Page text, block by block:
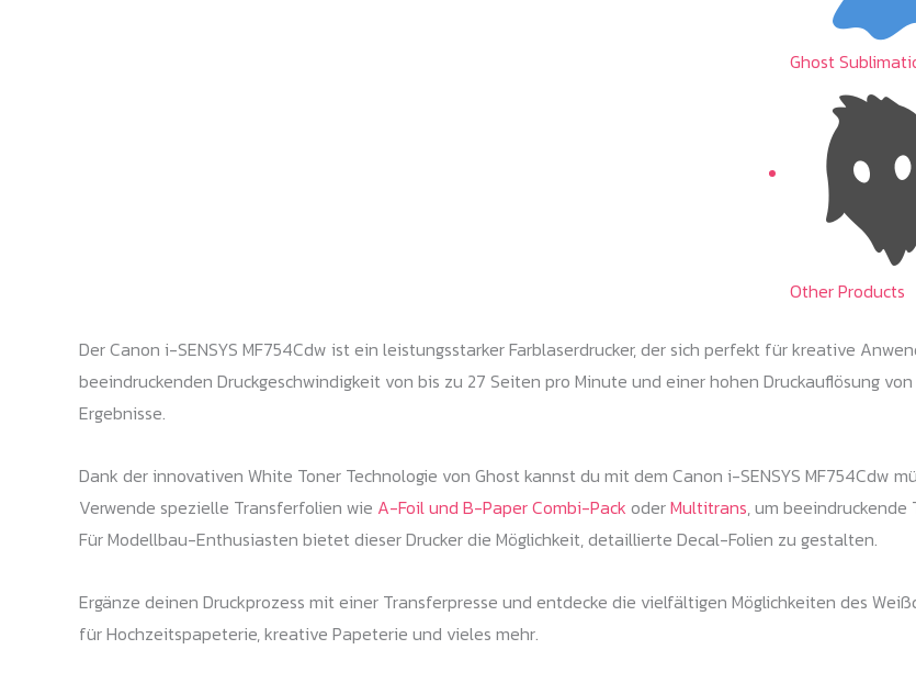
Ghost
Other Products
Der Canon i-SENSYS MF754Cdw ist ein leistungsstarker Farblaserdrucker, der sich perfekt für kreative
beeindruckenden Druckgeschwindigkeit von bis zu 27 Seiten pro Minute und einer hohen Druckauflösung
Ergebnisse.
Dank der innovativen White Toner Technologie von Ghost kannst du mit dem Canon i-SENSYS MF754Cdw
Verwende spezielle Transferfolien wie A-Foil und B-Paper Combi-Pack oderMultitrans, um
Für Modellbau-Enthusiasten bietet dieser Drucker die Möglichkeit, detaillierte Decal-Folien zu gestalten.
Ergänze deinen Druckprozess mit einer Transferpresse und entdecke die vielfältigen Möglichkeiten des
für Hochzeitspapeterie, kreative Papeterie und vieles mehr.